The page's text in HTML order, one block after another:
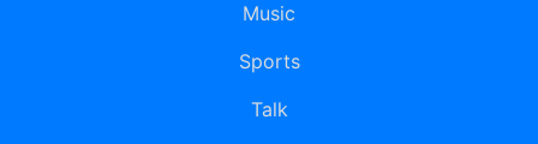
Music
Sports
Talk